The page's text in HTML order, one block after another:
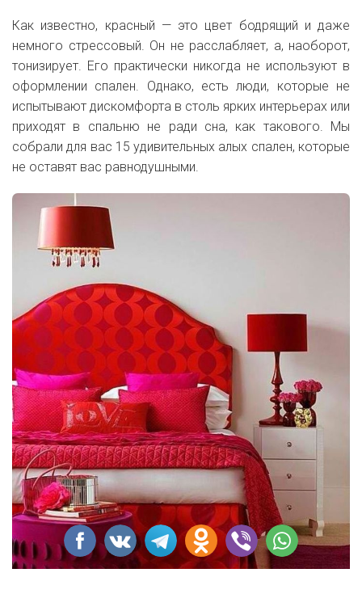
Как известно, красный — это цвет бодрящий и даже
немного стрессовый. Он не расслабляет, а, наоборот,
тонизирует. Его практически никогда не используют в
оформлении спален. Однако, есть люди, которые не
испытывают дискомфорта в столь ярких интерьерах или
приходят в спальню не ради сна, как такового. Мы
собрали для вас 15 удивительных алых спален, которые
не оставят вас равнодушными.